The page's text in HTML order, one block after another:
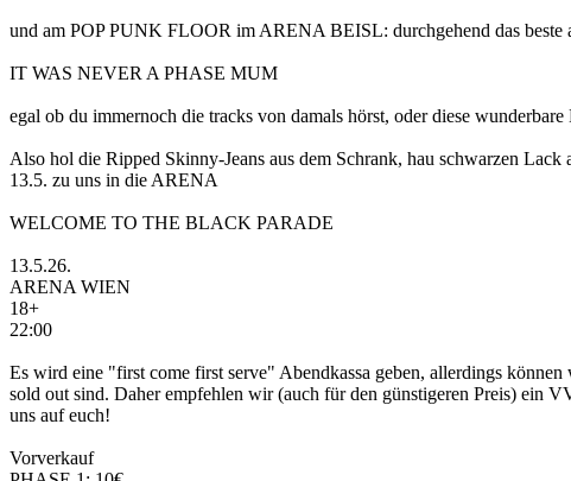
und am POP PUNK FLOOR im ARENA BEISL: durchgehend das beste
IT WAS NEVER A PHASE MUM
egal ob du immernoch die tracks von damals hörst, oder diese
Also hol die Ripped Skinny-Jeans aus dem Schrank, hau schwarzen
13.5. zu uns in die ARENA
WELCOME TO THE BLACK PARADE
13.5.26.
ARENA WIEN
18+
22:00
Es wird eine "first come first serve" Abendkassa geben, allerdings
sold out sind. Daher empfehlen wir (auch für den günstigeren Preis) ein
uns auf euch!
Vorverkauf